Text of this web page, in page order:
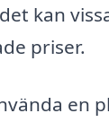
kan
priser.
en